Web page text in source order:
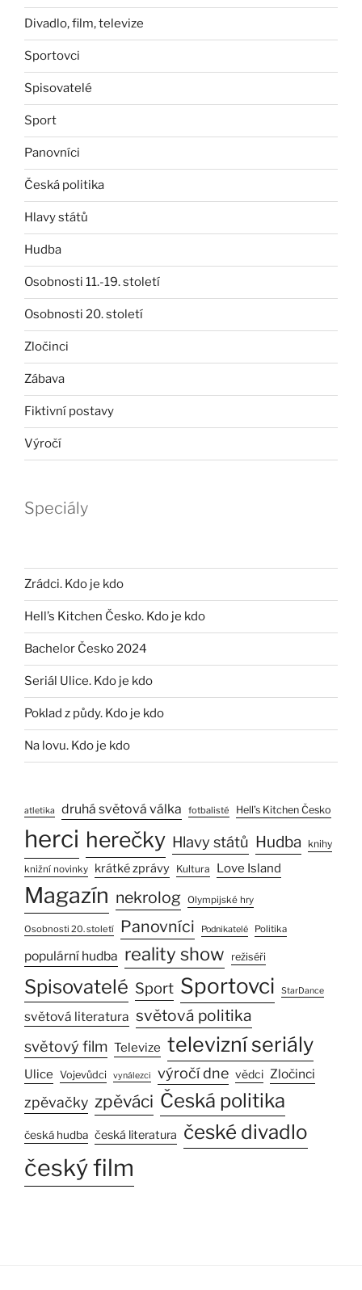
Divadlo, film, televize
Sportovci
Spisovatelé
Sport
Panovníci
Česká politika
Hlavy států
Hudba
Osobnosti 11.-19. století
Osobnosti 20. století
Zločinci
Zábava
Fiktivní postavy
Výročí
Speciály
Zrádci. Kdo je kdo
Hell’s Kitchen Česko. Kdo je kdo
Bachelor Česko 2024
Seriál Ulice. Kdo je kdo
Poklad z půdy. Kdo je kdo
Na lovu. Kdo je kdo
atletika druhá světová válka fotbalisté Hell’s Kitchen Česko
herci herečky Hlavy států Hudba knihy
knižní novinky krátké zprávy Kultura Love Island
Magazín nekrolog Olympijské hry
Osobnosti 20. století Panovníci Podnikatelé Politika
populární hudba reality show režiséři
Spisovatelé Sport Sportovci StarDance
světová literatura světová politika
světový film Televize televizní seriály
Ulice Vojevůdci vynálezci výročí dne vědci Zločinci
zpěvačky zpěváci Česká politika
česká hudba česká literatura české divadlo
český film